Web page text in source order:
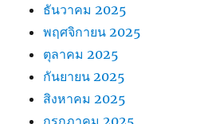
ธันวาคม 2025
พฤศจิกายน 2025
ตุลาคม 2025
กันยายน 2025
สิงหาคม 2025
กรกฎาคม 2025